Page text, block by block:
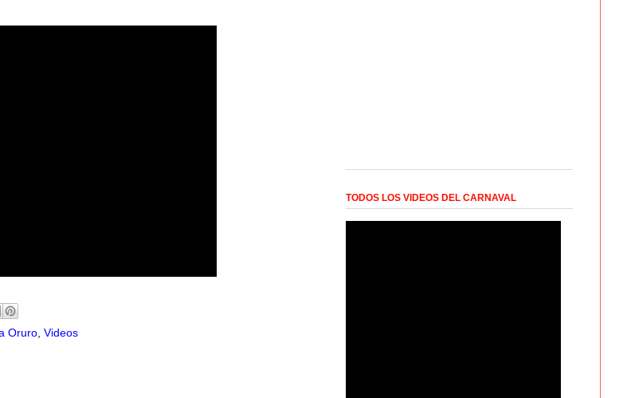
Oruro, Videos
TODOS LOS VIDEOS DEL CARNAVAL